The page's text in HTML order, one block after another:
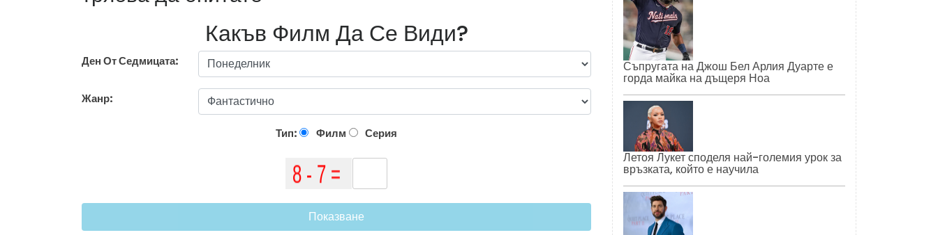
Какъв Филм Да Се Види?
Ден От Седмицата:
Жанр:
Тип: Филм Серия
Показване
Съпругата на Джош Бел Арлия Дуарте е
горда майка на дъщеря Ноа
Летоя Лукет споделя най-големия урок за
връзката, който е научила